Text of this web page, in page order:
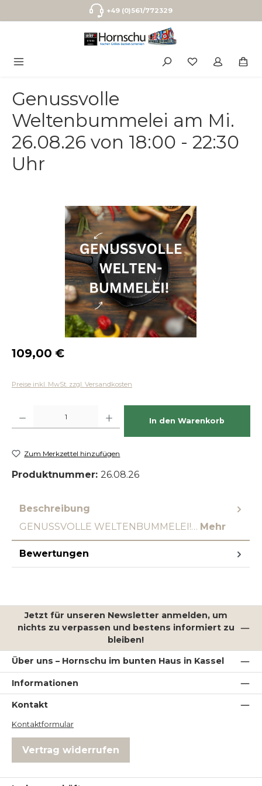
Zum Hauptinhalt springen+49 (0)561/772329
Genussvolle
Weltenbummelei am Mi.
26.08.26 von 18:00 - 22:30
Uhr
Bildergalerie überspringen
Regulärer Preis:
109,00 €
Preise inkl. MwSt. zzgl. Versandkosten
In den Warenkorb
Zum Merkzettel hinzufügen
Produktnummer: 26.08.26
Beschreibung
GENUSSVOLLE WELTENBUMMELEI!… Mehr
Bewertungen
Jetzt für unseren Newsletter anmelden, um
nichts zu verpassen und bestens informiert zu
bleiben!
Über uns – Hornschu im bunten Haus in Kassel
Informationen
Kontakt
Kontaktformular
Vertrag widerrufen